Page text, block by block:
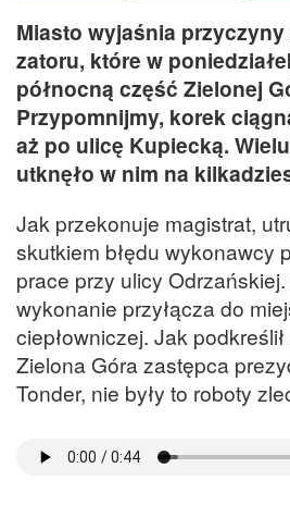
Miasto wyjaśnia
zatoru, które w
północną część Zielonej
Przypomnijmy, korek
aż po ulicę Kupiecką.
utknęło w nim na
Jak przekonuje magistrat,
skutkiem błędu wykonawcy
prace przy ulicy Odrzańskiej.
wykonanie przyłącza do
ciepłowniczej. Jak
Zielona Góra zastępca
Tonder, nie były to roboty